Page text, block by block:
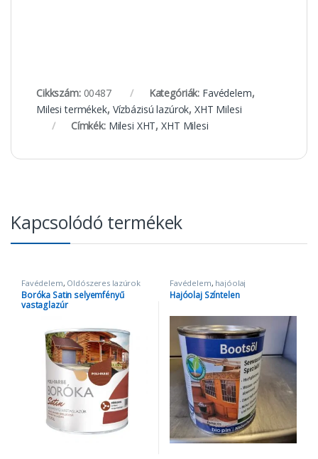
Cikkszám: 00487 Kategóriák: Favédelem,
Milesi termékek, Vízbázisú lazúrok, XHT Milesi
Címkék: Milesi XHT,XHT Milesi
Kapcsolódó termékek
Favédelem, Oldószeres lazúrok
Boróka Satin selyemfényű
vastaglazúr
Favédelem, hajóolaj
Hajóolaj Színtelen